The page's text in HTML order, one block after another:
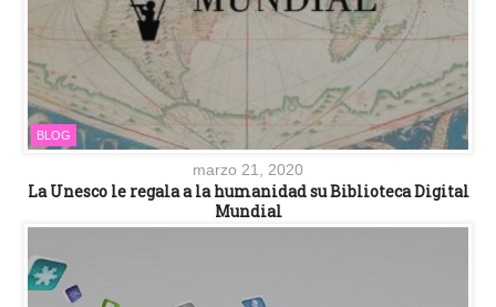
BLOG
marzo 21, 2020
La Unesco le regala a la humanidad su Biblioteca Digital
Mundial